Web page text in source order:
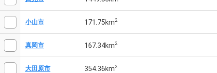
小山市 171.75km2
真岡市 167.34km2
大田原市 354.36km2